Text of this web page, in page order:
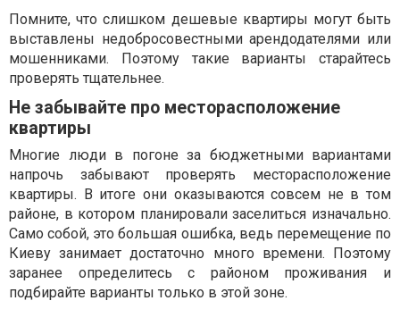
Помните, что слишком дешевые квартиры могут быть
выставлены недобросовестными арендодателями или
мошенниками. Поэтому такие варианты старайтесь
проверять тщательнее.
Не забывайте про месторасположение
квартиры
Многие люди в погоне за бюджетными вариантами
напрочь забывают проверять месторасположение
квартиры. В итоге они оказываются совсем не в том
районе, в котором планировали заселиться изначально.
Само собой, это большая ошибка, ведь перемещение по
Киеву занимает достаточно много времени. Поэтому
заранее определитесь с районом проживания и
подбирайте варианты только в этой зоне.